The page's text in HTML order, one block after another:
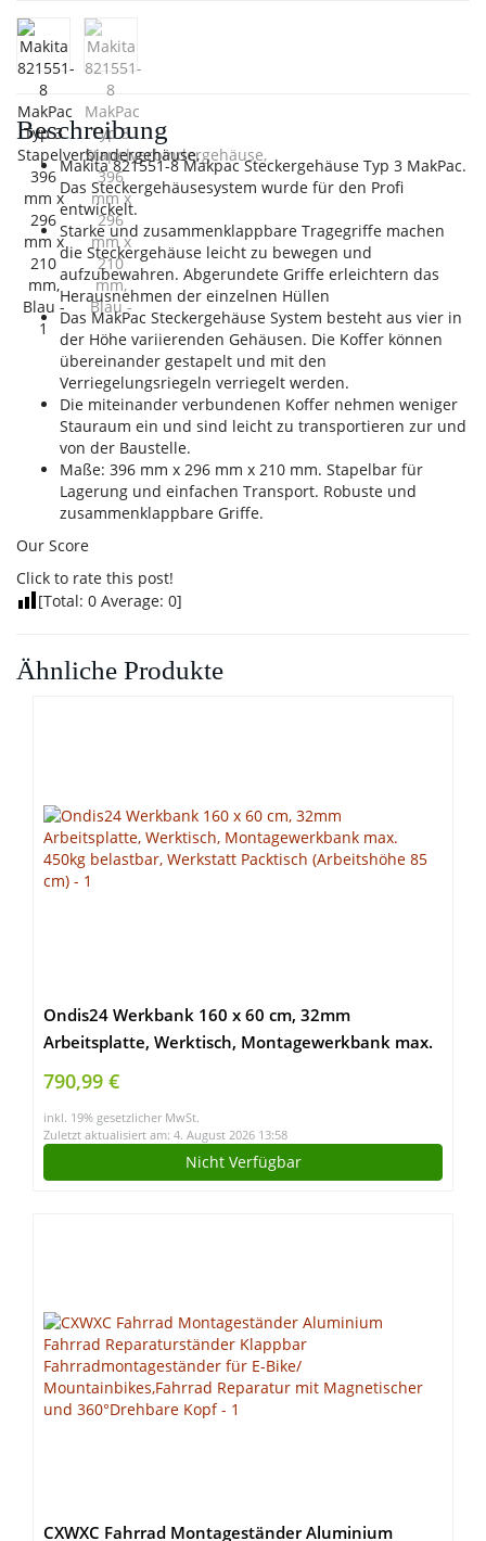
Beschreibung
Makita 821551-8 Makpac Steckergehäuse Typ 3 MakPac.
Das Steckergehäusesystem wurde für den Profi
entwickelt.
Starke und zusammenklappbare Tragegriffe machen
die Steckergehäuse leicht zu bewegen und
aufzubewahren. Abgerundete Griffe erleichtern das
Herausnehmen der einzelnen Hüllen
Das MakPac Steckergehäuse System besteht aus vier in
der Höhe variierenden Gehäusen. Die Koffer können
übereinander gestapelt und mit den
Verriegelungsriegeln verriegelt werden.
Die miteinander verbundenen Koffer nehmen weniger
Stauraum ein und sind leicht zu transportieren zur und
von der Baustelle.
Maße: 396 mm x 296 mm x 210 mm. Stapelbar für
Lagerung und einfachen Transport. Robuste und
zusammenklappbare Griffe.
Our Score
Click to rate this post!
[Total: 0 Average: 0]
Ähnliche Produkte
Ondis24 Werkbank 160 x 60 cm, 32mm
Arbeitsplatte, Werktisch, Montagewerkbank max.
450kg belastbar, Werkstatt Packtisch (Arbeitshöhe
85 cm)
790,99 €
inkl. 19% gesetzlicher MwSt.
Zuletzt aktualisiert am: 4. August 2026 13:58
Nicht Verfügbar
CXWXC Fahrrad Montageständer Aluminium